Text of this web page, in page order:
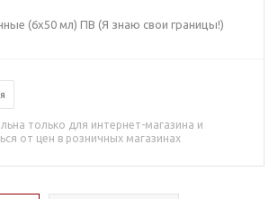
(6х50 мл) ПВ (Я знаю свои границы!)
только для интернет-магазина и
от цен в розничных магазинах